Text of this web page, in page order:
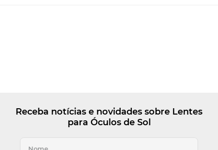
Receba notícias e novidades sobre Lentes
para Óculos de Sol